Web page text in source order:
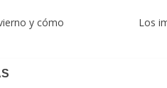
y cómo
Los